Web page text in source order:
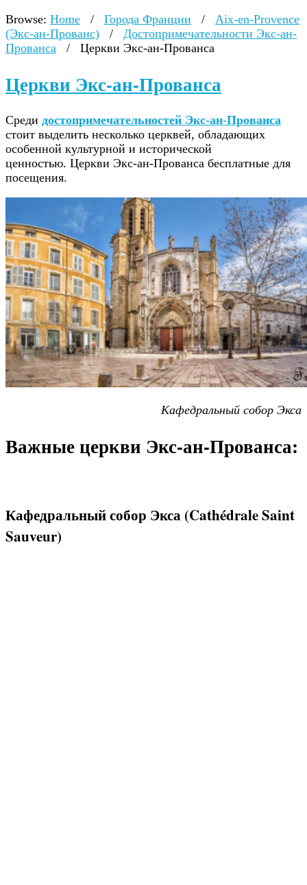
Browse: Home / Города Франции /
Aix-en-Provence
(Экс-ан-Прованс)
/
Достопримечательности Экс-ан-
Прованса
/ Церкви Экс-ан-Прованса
Церкви Экс-ан-Прованса
Среди достопримечательностей Экс-ан-Прованса
стоит выделить несколько церквей, обладающих
особенной культурной и исторической
ценностью. Церкви Экс-ан-Прованса бесплатные для
посещения.
Кафедральный собор Экса
Важные церкви Экс-ан-Прованса:
Кафедральный собор Экса (Cathédrale Saint
Sauveur)